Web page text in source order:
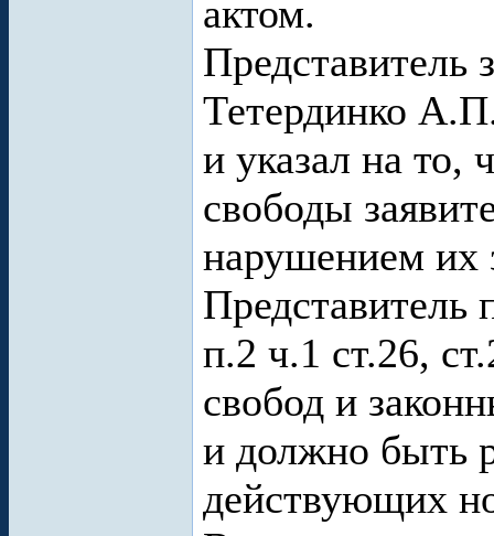
актом.
Представитель
Тетердинко
и указал на то,
свободы
нарушением их
Представитель
п.2 ч.1 ст.26,
свобод и
и должно быть
действующих